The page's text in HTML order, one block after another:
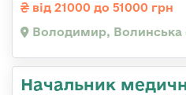
від 21000 до 51000 грн
Володимир, Волинська
Начальник